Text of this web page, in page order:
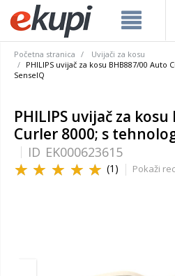
Početna stranica
Uvijači za kosu
PHILIPS uvijač za kosu BHB887/00
SenseIQ
PHILIPS uvijač za
Curler 8000; s
ID EK000623615
(1) Pokaži